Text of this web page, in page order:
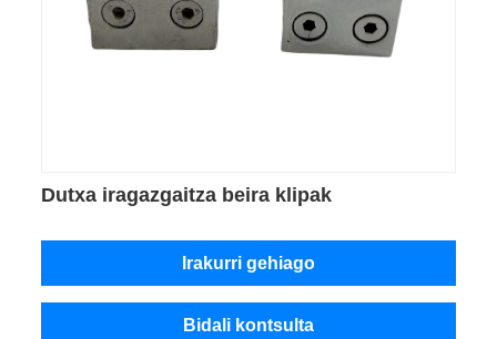
Dutxa iragazgaitza beira klipak
Irakurri gehiago
Bidali kontsulta